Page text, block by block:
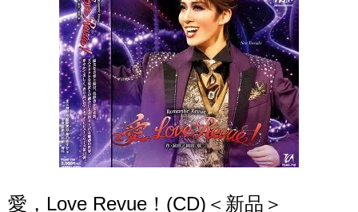
愛，Love Revue！(CD)＜新品＞